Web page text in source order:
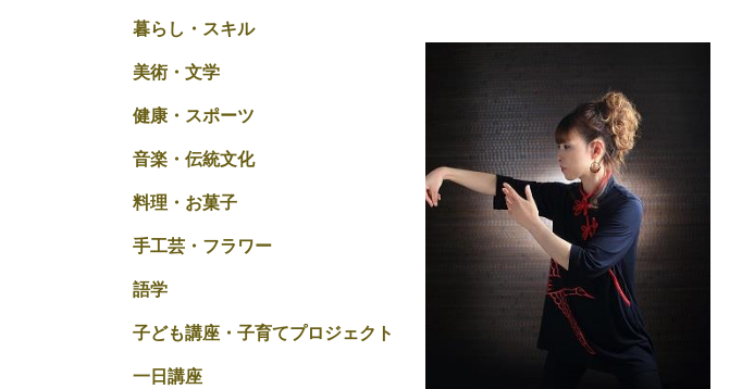
暮らし・スキル
美術・文学
健康・スポーツ
音楽・伝統文化
料理・お菓子
手工芸・フラワー
語学
子ども講座・子育てプロジェクト
一日講座